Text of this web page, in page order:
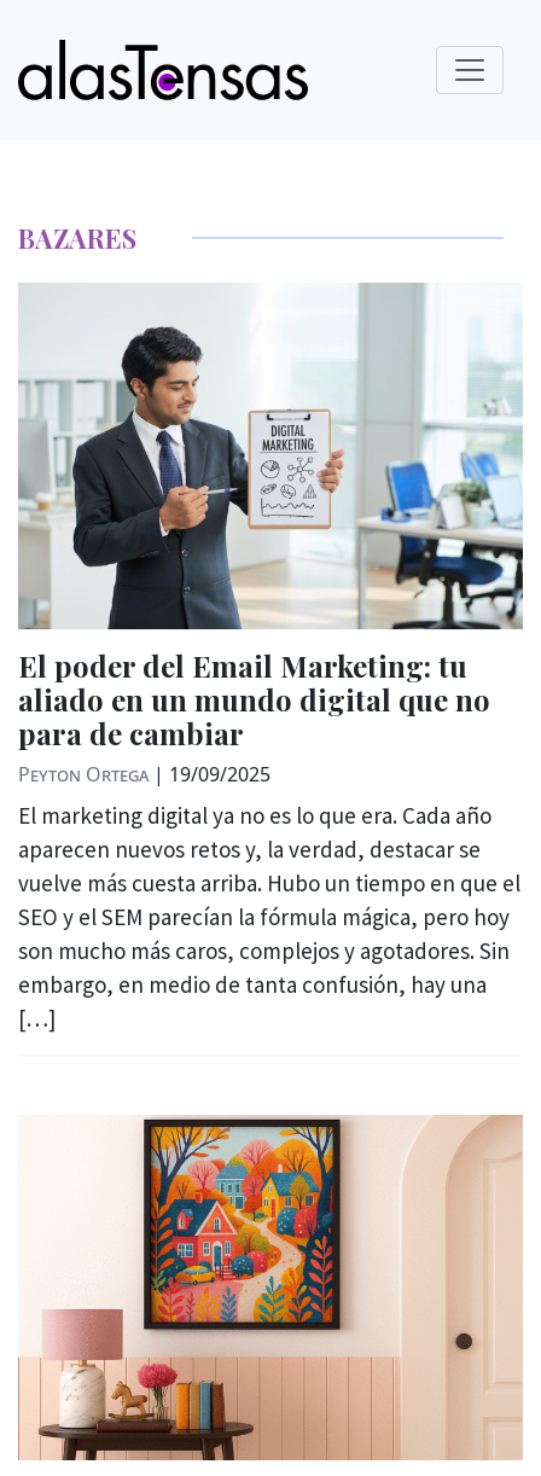
BAZARES
El poder del Email Marketing: tu
aliado en un mundo digital que no
para de cambiar
Peyton Ortega | 19/09/2025
El marketing digital ya no es lo que era. Cada año
aparecen nuevos retos y, la verdad, destacar se
vuelve más cuesta arriba. Hubo un tiempo en que el
SEO y el SEM parecían la fórmula mágica, pero hoy
son mucho más caros, complejos y agotadores. Sin
embargo, en medio de tanta confusión, hay una
[…]